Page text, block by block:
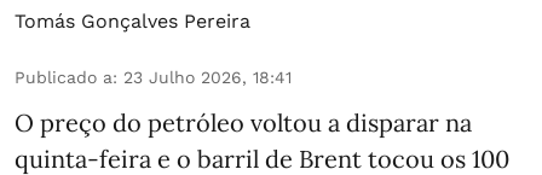
Tomás Gonçalves Pereira
Publicado a: 23 Julho 2026, 18:41
O preço do petróleo voltou a disparar na
quinta-feira e o barril de Brent tocou os 100